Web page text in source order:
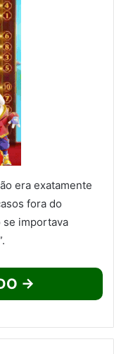
era exatamente
fora do
se importava
→